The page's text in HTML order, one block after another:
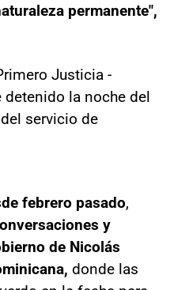
permanente",
Justicia -
la noche del
servicio de
febrero pasado,
y
de Nicolás
donde las